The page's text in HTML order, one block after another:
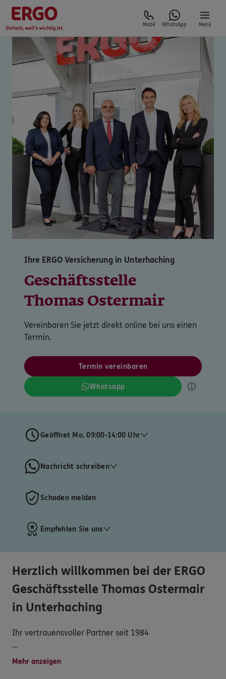
Mobil WhatsApp Menü
Ihre ERGO Versicherung in Unterhaching
Geschäftsstelle
Thomas Ostermair
Vereinbaren Sie jetzt direkt online bei uns einen
Termin.
Termin vereinbaren
Whatsapp
Geöffnet Mo. 09:00-14:00 Uhr
Nachricht schreiben
Schaden melden
Empfehlen Sie uns
Herzlich willkommen bei der ERGO
Geschäftsstelle Thomas Ostermair
in Unterhaching
Ihr vertrauensvoller Partner seit 1984
Willkommen bei uns – Ihrem persönlichen
Mehr anzeigen